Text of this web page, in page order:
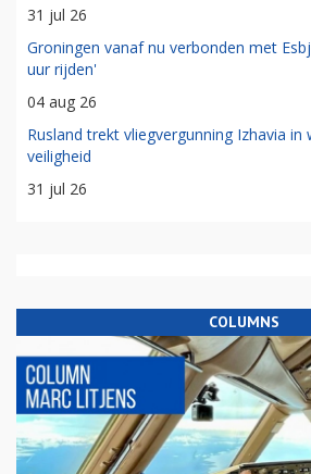
31 jul 26
Groningen vanaf nu verbonden met
uur rijden'
04 aug 26
Rusland trekt vliegvergunning Izhavia
veiligheid
31 jul 26
COLUMNS